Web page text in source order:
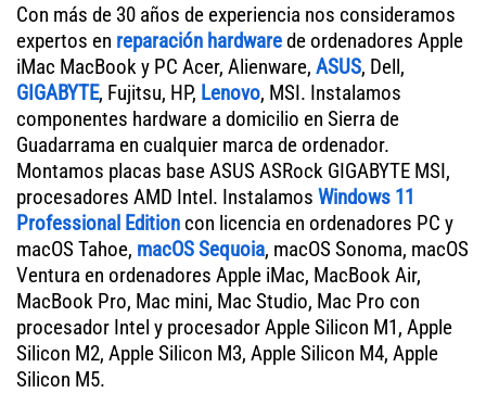
Con más de 30 años de experiencia nos consideramos
expertos en reparación hardwarede ordenadores Apple
iMac MacBook y PC Acer, Alienware, ASUS, Dell,
GIGABYTE, Fujitsu, HP, Lenovo, MSI. Instalamos
componentes hardware a domicilio en Sierra de
Guadarrama en cualquier marca de ordenador.
Montamos placas base ASUS ASRock GIGABYTE MSI,
procesadores AMD Intel. Instalamos Windows 11
Professional Edition con licencia en ordenadores PC y
macOS Tahoe, macOS Sequoia, macOS Sonoma, macOS
Ventura en ordenadores Apple iMac, MacBook Air,
MacBook Pro, Mac mini, Mac Studio, Mac Pro con
procesador Intel y procesador Apple Silicon M1, Apple
Silicon M2, Apple Silicon M3, Apple Silicon M4, Apple
Silicon M5.